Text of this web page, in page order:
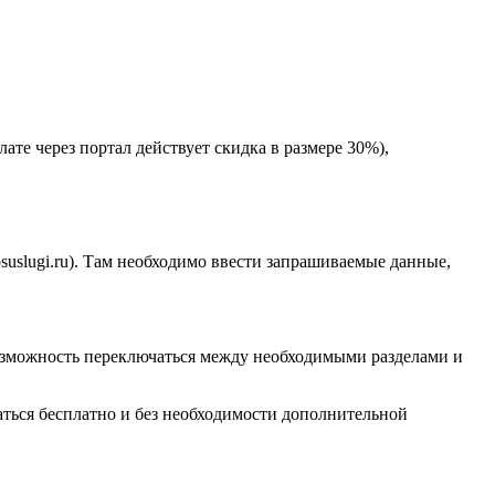
через портал действует скидка в размере 30%),
Там необходимо ввести запрашиваемые данные,
переключаться между необходимыми разделами и
бесплатно и без необходимости дополнительной